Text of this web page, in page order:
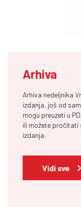
Arhiva
Arhiva nedeljnika
izdanja, još od
mogu preuzeti u
ili možete pročitati
izdanja.
Vidi sve